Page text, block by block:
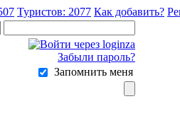
Туристов: 2077 Как добавить?
Забыли пароль?
Запомнить меня